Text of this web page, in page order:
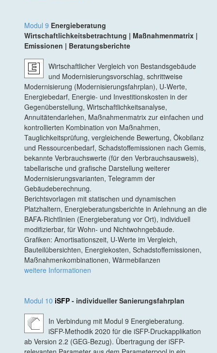
Modul 9 Energieberatung
Wirtschaftlichkeitsbetrachtung | Maßnahmenmatrix |
Emissionen | Beratungsberichte
Wirtschaftlicher Vergleich von Bestandsgebäude
und Modernisierungsvorschlag, schrittweise
Modernisierung (Modernisierungsfahrplan), U-Werte,
Energiebedarf, Energie- und Investitionskosten in der
Gegenüberstellung, Wirtschaftlichkeitsanalyse,
Annuitätendarlehen, Maßnahmenmatrix zur einfachen und
kontrollierten Kombination von Maßnahmen,
Tauglichkeitsprüfung, vergleichende Bewertung, Ökobilanz
und Ressourcenbedarf, Schadstoffemissionen nach Gemis,
bekannte Verbrauchswerte (für den Verbrauchsausweis),
tabellarische und grafische Darstellung weiterer
Modernisierungsvarianten, Telegramm der
Gebäudeberechnung.
Berichtsvorlagen mit statischen und dynamischen
Platzhaltern, Energieberatungsberichte in Anlehnung an die
BAFA-Richtlinien (Energieberatung vor Ort), individuell
modifizierbar, für Wohn- und Nichtwohngebäude.
Grafiken: Amortisationszeit, U-Werte im Vergleich,
Bauteilübersichten, Energiekosten, Schadstoffemissionen,
Maßnahmenkombinationen, Wärmebilanzen
weitere Informationen
Modul 10 iSFP - individueller Sanierungsfahrplan
In Verbindung mit Modul 9 Energieberatung.
iSFP-Methodik 2020 für die iSFP-Druckapplikation
ab Version 2.2 (GEG-Bezug). Übertragung der iSFP-